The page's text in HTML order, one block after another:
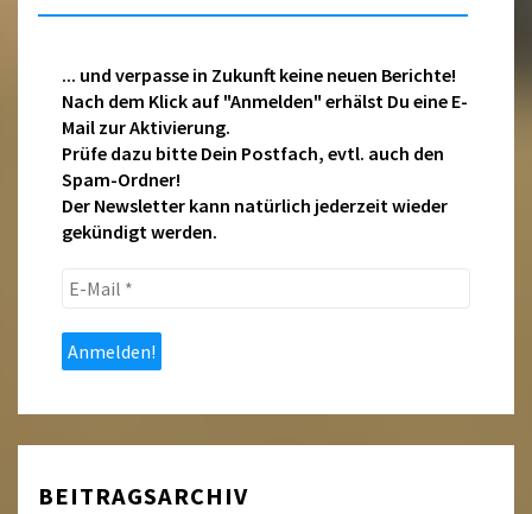
... und verpasse in Zukunft keine neuen Berichte!
Nach dem Klick auf "Anmelden" erhälst Du eine E-
Mail zur Aktivierung.
Prüfe dazu bitte Dein Postfach, evtl. auch den
Spam-Ordner!
Der Newsletter kann natürlich jederzeit wieder
gekündigt werden.
E-
*
BEITRAGSARCHIV